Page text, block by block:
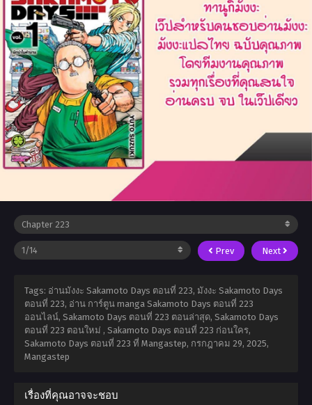
Prev Next
Tags: อ่านมังงะ Sakamoto Days ตอนที่ 223, มังงะ Sakamoto Days
ตอนที่ 223, อ่าน การ์ตูน manga Sakamoto Days ตอนที่ 223
ออนไลน์, Sakamoto Days ตอนที่ 223 ตอนล่าสุด, Sakamoto Days
ตอนที่ 223 ตอนใหม่ , Sakamoto Days ตอนที่ 223 ก่อนใคร,
Sakamoto Days ตอนที่ 223 ที่ Mangastep, กรกฎาคม 29, 2025,
Mangastep
เรื่องที่คุณอาจจะชอบ